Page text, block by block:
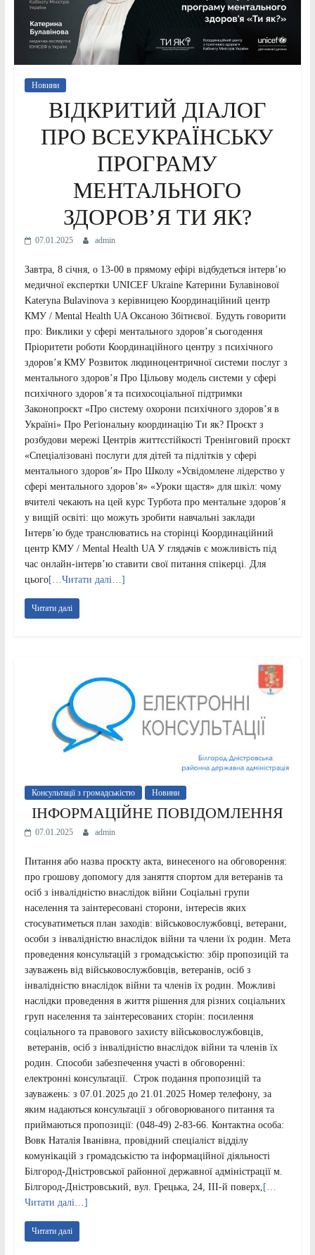
Новини
ВІДКРИТИЙ ДІАЛОГ
ПРО ВСЕУКРАЇНСЬКУ
ПРОГРАМУ
МЕНТАЛЬНОГО
ЗДОРОВ’Я ТИ ЯК?
07.01.2025 admin
Завтра, 8 січня, о 13-00 в прямому ефірі відбудеться інтерв’ю
медичної експертки UNICEF Ukraine Катерини Булавінової
Kateryna Bulavinova з керівницею Координаційний центр
КМУ / Mental Health UA Оксаною Збітнєвої. Будуть говорити
про: Виклики у сфері ментального здоровʼя сьогодення
Пріоритети роботи Координаційного центру з психічного
здоровʼя КМУ Розвиток людиноцентричної системи послуг з
ментального здоров’я Про Цільову модель системи у сфері
психічного здоров’я та психосоціальної підтримки
Законопроєкт «Про систему охорони психічного здоров’я в
Україні» Про Регіональну координацію Ти як? Проєкт з
розбудови мережі Центрів життєстійкості Тренінговий проєкт
«Спеціалізовані послуги для дітей та підлітків у сфері
ментального здоровʼя» Про Школу «Усвідомлене лідерство у
сфері ментального здоровʼя» «Уроки щастя» для шкіл: чому
вчителі чекають на цей курс Турбота про ментальне здоров’я
у вищій освіті: що можуть зробити навчальні заклади
Інтерв’ю буде транслюватись на сторінці Координаційний
центр КМУ / Mental Health UA У глядачів є можливість під
час онлайн-інтерв’ю ставити свої питання спікерці. Для
цього[…Читати далі…]
Читати далі
Консультації з громадськістю Новини
ІНФОРМАЦІЙНЕ ПОВІДОМЛЕННЯ
07.01.2025 admin
Питання або назва проєкту акта, винесеного на обговорення:
про грошову допомогу для заняття спортом для ветеранів та
осіб з інвалідністю внаслідок війни Соціальні групи
населення та заінтересовані сторони, інтересів яких
стосуватиметься план заходів: військовослужбовці, ветерани,
особи з інвалідністю внаслідок війни та члени їх родин. Мета
проведення консультацій з громадськістю: збір пропозицій та
зауважень від військовослужбовців, ветеранів, осіб з
інвалідністю внаслідок війни та членів їх родин. Можливі
наслідки проведення в життя рішення для різних соціальних
груп населення та заінтересованих сторін: посилення
соціального та правового захисту військовослужбовців,
ветеранів, осіб з інвалідністю внаслідок війни та членів їх
родин. Способи забезпечення участі в обговоренні:
електронні консультації. Строк подання пропозицій та
зауважень: з 07.01.2025 до 21.01.2025 Номер телефону, за
яким надаються консультації з обговорюваного питання та
приймаються пропозиції: (048-49) 2-83-66. Контактна особа:
Вовк Наталія Іванівна, провідний спеціаліст відділу
комунікацій з громадськістю та інформаційної діяльності
Білгород-Дністровської районної державної адміністрації м.
Білгород-Дністровський, вул. Грецька, 24, IІІ-й поверх, […
Читати далі…]
Читати далі